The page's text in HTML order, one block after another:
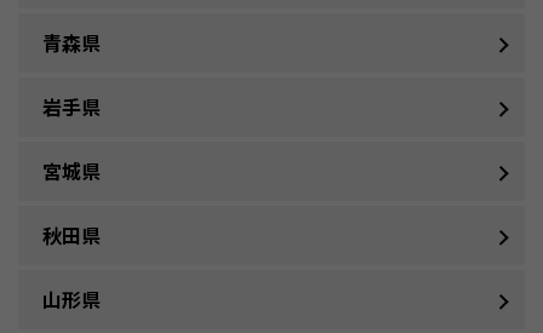
青森県
岩手県
宮城県
秋田県
山形県